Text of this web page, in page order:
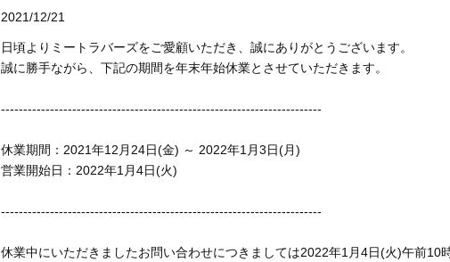
2021/12/21
日頃よりミートラバーズをご愛顧いただき、誠にありがとうございます。
誠に勝手ながら、下記の期間を年末年始休業とさせていただきます。
------------------------------------------------------------------------
休業期間：2021年12月24日(金) ～ 2022年1月3日(月)
営業開始日：2022年1月4日(火)
------------------------------------------------------------------------
休業中にいただきましたお問い合わせにつきましては2022年1月4日(火)午前